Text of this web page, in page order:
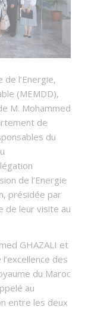
l’Energie,
(MEMDD),
M. Mohammed
de
du
de l’Energie
présidée par
de leur visite au
GHAZALI et
des
du Maroc
au
entre les deux